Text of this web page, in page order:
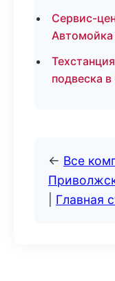
Сервис-
Автомойка
подвеска
← Все
Главная